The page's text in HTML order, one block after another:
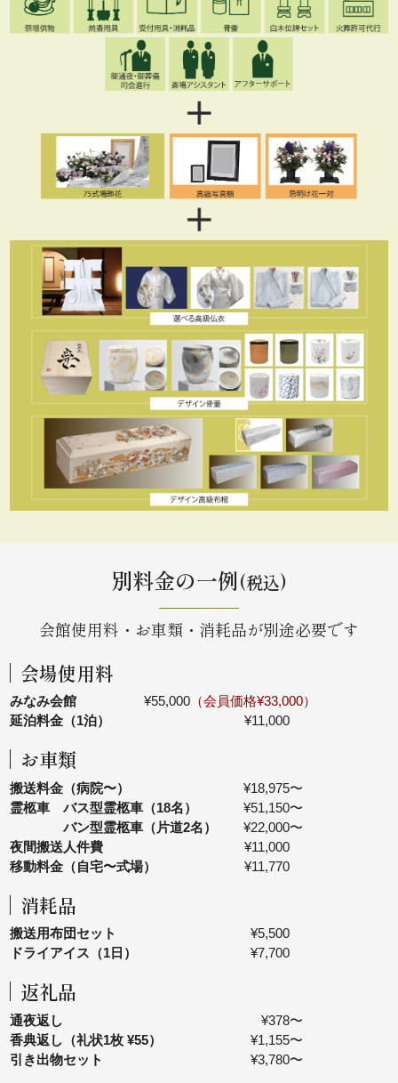
別料金の一例(税込)
会館使用料・お車類・消耗品が別途必要です
会場使用料
みなみ会館 ¥55,000 （会員価格¥33,000）
延泊料金（1泊）
¥11,000
お車類
搬送料金（病院〜）
¥18,975〜
霊柩車 バス型霊柩車（18名）
¥51,150〜
バン型霊柩車（片道2名）
¥22,000〜
夜間搬送人件費
¥11,000
移動料金（自宅〜式場）
¥11,770
消耗品
搬送用布団セット
¥5,500
ドライアイス（1日）
¥7,700
返礼品
通夜返し
¥378〜
香典返し（礼状1枚 ¥55）
¥1,155〜
引き出物セット
¥3,780〜